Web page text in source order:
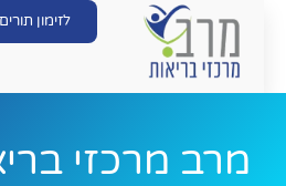
לזימון תורים
מרב מרכזי